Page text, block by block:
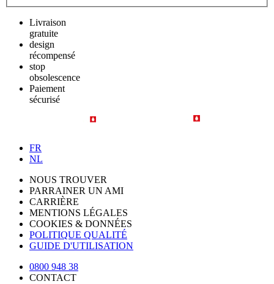
Livraison
gratuite
design
récompensé
stop
obsolescence
Paiement
sécurisé
FR
NL
NOUS TROUVER
PARRAINER UN AMI
CARRIÈRE
MENTIONS LÉGALES
COOKIES & DONNÉES
POLITIQUE QUALITÉ
GUIDE D'UTILISATION
0800 948 38
CONTACT